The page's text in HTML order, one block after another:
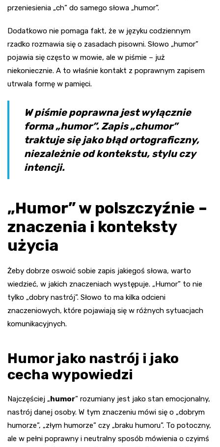
przeniesienia „ch” do samego słowa „humor”.
Dodatkowo nie pomaga fakt, że w języku codziennym
rzadko rozmawia się o zasadach pisowni. Słowo „humor”
pojawia się często w mowie, ale w piśmie – już
niekoniecznie. A to właśnie kontakt z poprawnym zapisem
utrwala formę w pamięci.
W piśmie poprawna jest wyłącznie
forma „humor”. Zapis „chumor”
traktuje się jako błąd ortograficzny,
niezależnie od kontekstu, stylu czy
intencji.
„Humor” w polszczyźnie –
znaczenia i konteksty
użycia
Żeby dobrze oswoić sobie zapis jakiegoś słowa, warto
wiedzieć, w jakich znaczeniach występuje. „Humor” to nie
tylko „dobry nastrój”. Słowo to ma kilka odcieni
znaczeniowych, które pojawiają się w różnych sytuacjach
komunikacyjnych.
Humor jako nastrój i jako
cecha wypowiedzi
Najczęściej „humor” rozumiany jest jako stan emocjonalny,
nastrój danej osoby. W tym znaczeniu mówi się o „dobrym
humorze”, „złym humorze” czy „braku humoru”. To potoczny,
ale w pełni poprawny i neutralny sposób mówienia o czyimś